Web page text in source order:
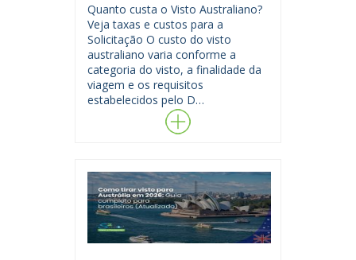
Quanto custa o Visto Australiano?
Veja taxas e custos para a
Solicitação O custo do visto
australiano varia conforme a
categoria do visto, a finalidade da
viagem e os requisitos
estabelecidos pelo D…